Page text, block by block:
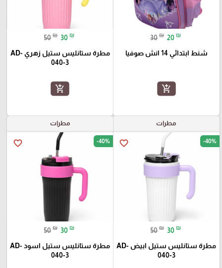
30 ₪ 20 ₪
شنط ابتدائي 14 انش صوفيا
add_shopping_cart
50 ₪ 30 ₪
مطرة ستانليس ستيل زهري AD-
040-3
add_shopping_cart
مطرات
favorite_border -40%
50 ₪ 30 ₪
مطرة ستانليس ستيل ابيض AD-
040-3
مطرات
favorite_border -40%
50 ₪ 30 ₪
مطرة ستانليس ستيل اسود AD-
040-3